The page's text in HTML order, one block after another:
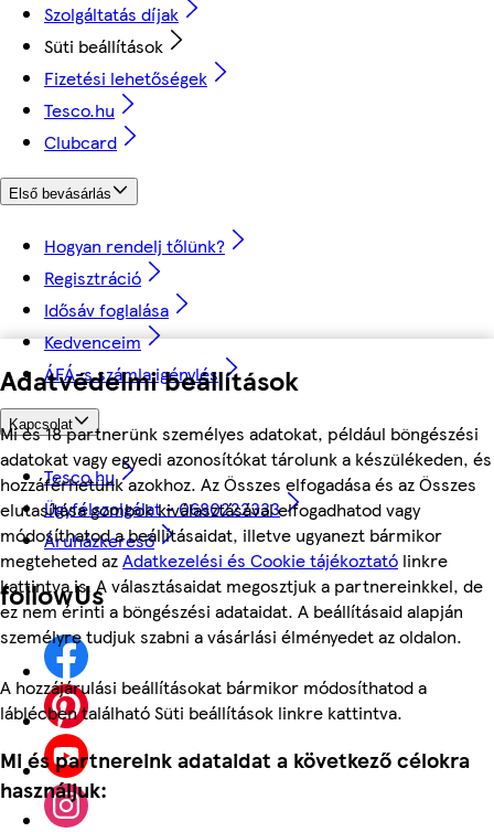
Adatvédelmi beállítások
Mi és 18 partnerünk személyes adatokat, például böngészési
adatokat vagy egyedi azonosítókat tárolunk a készülékeden, és
hozzáférhetünk azokhoz. Az Összes elfogadása és az Összes
elutasítása gombok kiválasztásával elfogadhatod vagy
módosíthatod a beállításaidat, illetve ugyanezt bármikor
megteheted azAdatkezelési és Cookie tájékoztató linkre
kattintva is. A választásaidat megosztjuk a partnereinkkel, de
ez nem érinti a böngészési adataidat. A beállításaid alapján
személyre tudjuk szabni a vásárlási élményedet az oldalon.
A hozzájárulási beállításokat bármikor módosíthatod a
láblécben található Süti beállítások linkre kattintva.
Mi és partnereink adataidat a következő célokra
használjuk:
Szolgáltatás díjak
Süti beállítások
Fizetési lehetőségek
Tesco.hu
Clubcard
Első bevásárlás
Hogyan rendelj tőlünk?
Regisztráció
Idősáv foglalása
Kedvenceim
ÁFÁ-s számla igénylés
Kapcsolat
Tesco.hu
Ügyfélszolgálat - 0680222333
Áruházkereső
followUs